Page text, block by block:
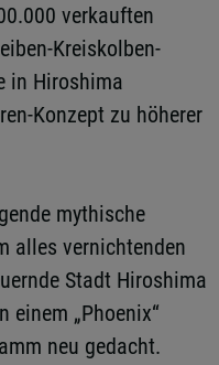
verkauften
Kreiskolben-
in Hiroshima
Konzept zu höherer
mythische
alles vernichtenden
Stadt Hiroshima
einem „Phoenix“
neu gedacht.